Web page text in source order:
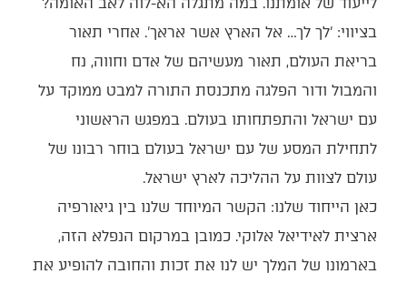
בציווי: 'לך לך… אל הארץ אשר אראך'. אחרי תאור
בריאת העולם, תאור מעשיהם של אדם וחווה, נח
והמבול ודור הפלגה מתכנסת התורה למבט ממוקד על
עם ישראל והתפתחותו בעולם. במפגש הראשוני
לתחילת המסע של עם ישראל בעולם בוחר רבונו של
עולם לצוות על ההליכה לארץ ישראל.
כאן הייחוד שלנו: הקשר המיוחד שלנו בין גיאורפיה
ארצית לאידיאל אלוקי. כמובן במרקום הנפלא הזה,
בארמונו של המלך יש לנו את זכות והחובה להופיע את